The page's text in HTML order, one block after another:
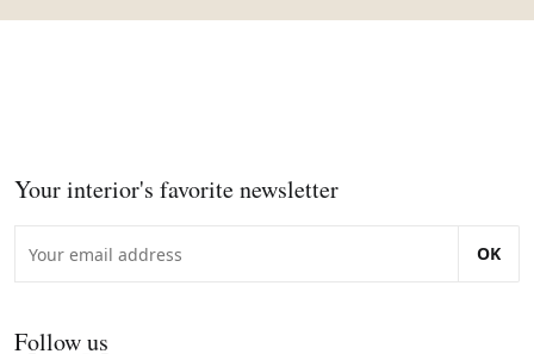
Your interior's favorite newsletter
OK
Follow us